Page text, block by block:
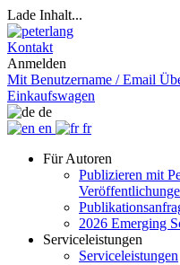
Lade Inhalt...
Kontakt
Anmelden
Mit Benutzername / Email
Einkaufswagen
de
en
fr
Für Autoren
Publizieren mit
2026 Emerging
Serviceleistungen
Serviceleistungen